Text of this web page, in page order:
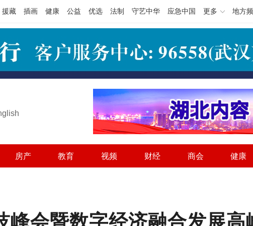
援藏 插画 健康 公益 优选 法制 守艺中华 应急中国 更多 地方
房产 教育 视频 财经 商会 健康
峰会暨数字经济融合发展